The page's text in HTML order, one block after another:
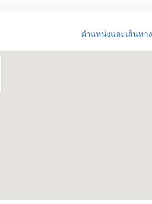
ตำแหน่งและเส้นทาง